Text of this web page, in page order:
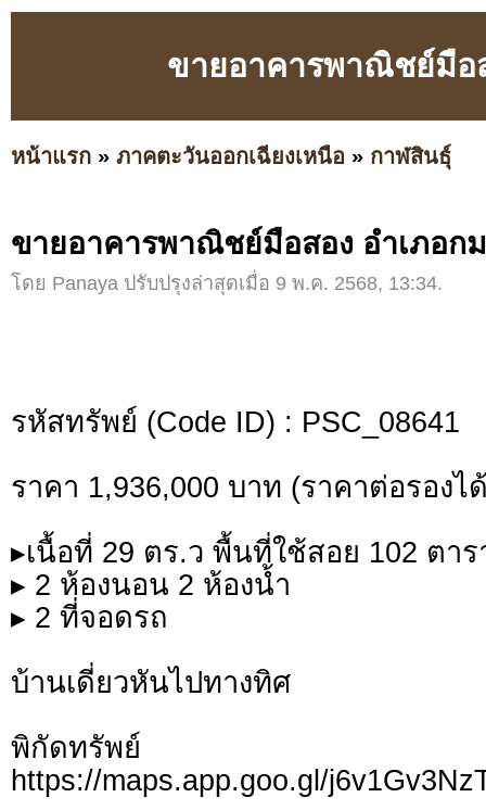
ขายอาคารพาณิชย์มือ
หน้าแรก » ภาคตะวันออกเฉียงเหนือ » กาฬสินธุ์
ขายอาคารพาณิชย์มือสอง อำเภอก
โดย Panaya ปรับปรุงล่าสุดเมื่อ 9 พ.ค. 2568, 13:34.
รหัสทรัพย์ (Code ID) : PSC_08641
ราคา 1,936,000 บาท (ราคาต่อรองไ
▸เนื้อที่ 29 ตร.ว พื้นที่ใช้สอย 102 ตาร
▸ 2 ห้องนอน 2 ห้องน้ำ
▸ 2 ที่จอดรถ
บ้านเดี่ยวหันไปทางทิศ
พิกัดทรั
https://maps.app.goo.gl/